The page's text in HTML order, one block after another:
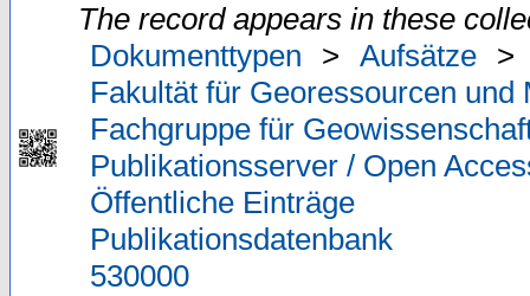
The record appears in these
Dokumenttypen
> Aufsätze >
Fakultät für Georessourcen
Fachgruppe für
Publikationsserver / Open
Öffentliche Einträge
Publikationsdatenbank
530000